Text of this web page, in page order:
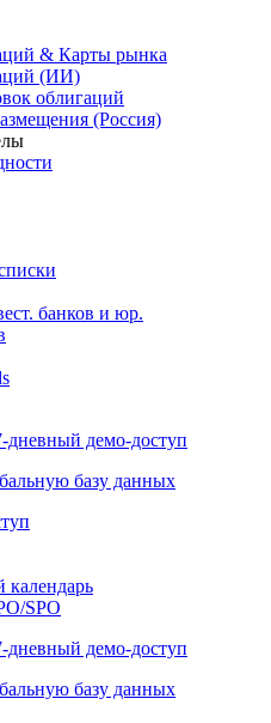
& Карты рынка
(ИИ)
облигаций
(Россия)
банков и юр.
дневный демо-доступ
базу данных
SPO
дневный демо-доступ
базу данных